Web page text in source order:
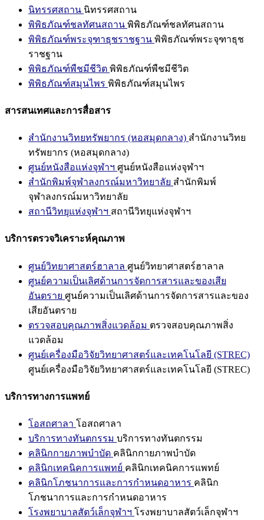
นิทรรศสถาน นิทรรศสถาน
พิพิธภัณฑ์ชลทัศนสถาน พิพิธภัณฑ์ชลทัศนสถาน
พิพิธภัณฑ์พระจุฑาธุชราชฐาน พิพิธภัณฑ์พระจุฑาธุช
ราชฐาน
พิพิธภัณฑ์พืชมีชีวิต พิพิธภัณฑ์พืชมีชีวิต
พิพิธภัณฑ์สมุนไพร พิพิธภัณฑ์สมุนไพร
สารสนเทศและการสื่อสาร
สำนักงานวิทยทรัพยากร (หอสมุดกลาง) สำนักงานวิทย
ทรัพยากร (หอสมุดกลาง)
ศูนย์หนังสือแห่งจุฬาฯ ศูนย์หนังสือแห่งจุฬาฯ
สำนักพิมพ์จุฬาลงกรณ์มหาวิทยาลัย สำนักพิมพ์
จุฬาลงกรณ์มหาวิทยาลัย
สถานีวิทยุแห่งจุฬาฯ สถานีวิทยุแห่งจุฬาฯ
บริการตรวจวิเคราะห์คุณภาพ
ศูนย์วิทยาศาสตร์ฮาลาล ศูนย์วิทยาศาสตร์ฮาลาล
ศูนย์ความเป็นเลิศด้านการจัดการสารและของเสีย
อันตราย ศูนย์ความเป็นเลิศด้านการจัดการสารและของ
เสียอันตราย
ตรวจสอบคุณภาพสิ่งแวดล้อม ตรวจสอบคุณภาพสิ่ง
แวดล้อม
ศูนย์เครื่องมือวิจัยวิทยาศาสตร์และเทคโนโลยี (STREC)
ศูนย์เครื่องมือวิจัยวิทยาศาสตร์และเทคโนโลยี (STREC)
บริการทางการแพทย์
โอสถศาลา โอสถศาลา
บริการทางทันตกรรม บริการทางทันตกรรม
คลินิกกายภาพบำบัด คลินิกกายภาพบำบัด
คลินิกเทคนิคการแพทย์ คลินิกเทคนิคการแพทย์
คลินิกโภชนาการและการกำหนดอาหาร คลินิก
โภชนาการและการกำหนดอาหาร
โรงพยาบาลสัตว์เล็กจุฬาฯ โรงพยาบาลสัตว์เล็กจุฬาฯ